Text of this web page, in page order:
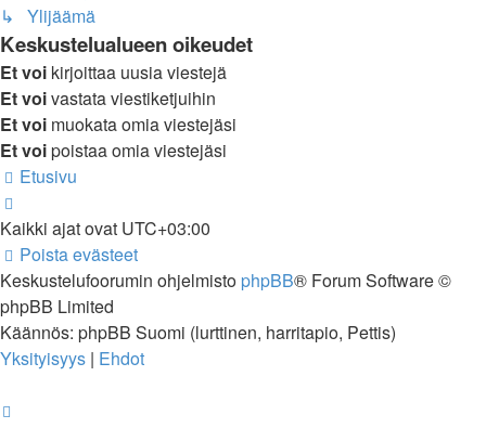
↳ Ylijäämä
Keskustelualueen oikeudet
Et voi kirjoittaa uusia viestejä
Et voivastata viestiketjuihin
Et voi muokata omia viestejäsi
Et voipoistaa omia viestejäsi
Etusivu
Kaikki ajat ovat UTC+03:00
Poista evästeet
Keskustelufoorumin ohjelmisto phpBB® Forum Software ©
phpBB Limited
Käännös: phpBB Suomi (lurttinen, harritapio, Pettis)
Yksityisyys | Ehdot